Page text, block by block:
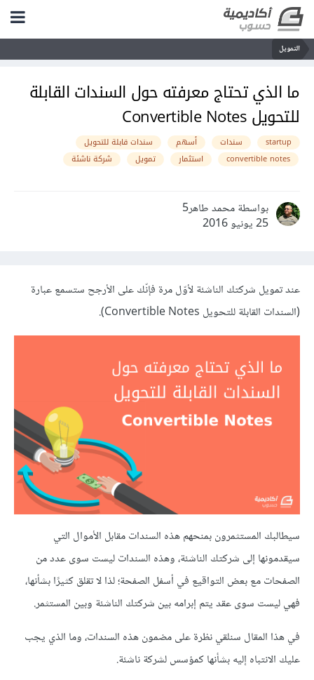
التمويل
ما الذي تحتاج معرفته حول السندات القابلة
للتحويل Convertible Notes
startup سندات أسهم
سندات قابلة للتحويل
convertible notes
استثمار تمويل شركة ناشئة
بواسطة محمد طاهر5
25 يونيو 2016
عند تمويل شركتك الناشئة لأوّل مرة فإنّك على الأرجح ستسمع عبارة
(السندات القابلة للتحويل Convertible Notes).
سيطالبك المستثمرون بمنحهم هذه السندات مقابل الأموال التي
سيقدمونها إلى شركتك الناشئة، وهذه السندات ليست سوى عدد من
الصفحات مع بعض التواقيع في أسفل الصفحة؛ لذا لا تقلق كثيرًا بشأنها،
فهي ليست سوى عقد يتم إبرامه بين شركتك الناشئة وبين المستثمر.
في هذا المقال سنلقي نظرة على مضمون هذه السندات، وما الذي يجب
عليك الانتباه إليه بشأنها كمؤسس لشركة ناشئة.